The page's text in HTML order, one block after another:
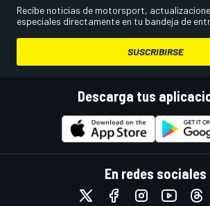
Recibe noticias de motorsport,
especiales directamente en tu bandeja de
SUSCRIBIRSE
Descarga tus
En redes sociales